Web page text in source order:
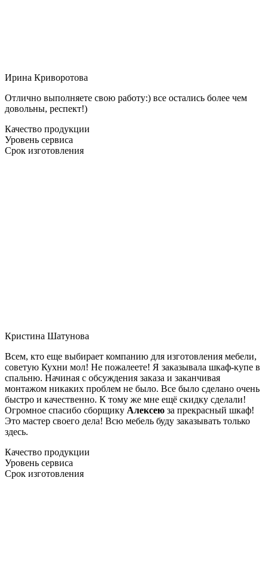
Ирина Криворотова
Отлично выполняете свою работу:) все остались более чем
довольны, респект!)
Качество продукции
Уровень сервиса
Срок изготовления
Кристина Шатунова
Всем, кто еще выбирает компанию для изготовления мебели,
советую Кухни мол! Не пожалеете! Я заказывала шкаф-купе в
спальню. Начиная с обсуждения заказа и заканчивая
монтажом никаких проблем не было. Все было сделано очень
быстро и качественно. К тому же мне ещё скидку сделали!
Огромное спасибо сборщику Алексею за прекрасный шкаф!
Это мастер своего дела! Всю мебель буду заказывать только
здесь.
Качество продукции
Уровень сервиса
Срок изготовления